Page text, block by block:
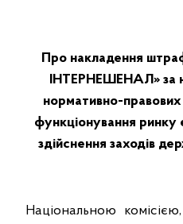
Про накладення
ІНТЕРНЕШЕНАЛ» за
нормативно-
функціонування ринку
здійснення заходів
Національною